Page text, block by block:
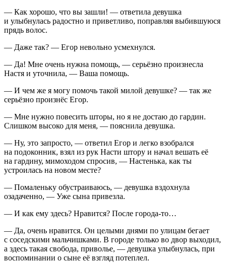
— Как хорошо, что вы зашли! — ответила девушка
и улыбнулась радостно и приветливо, поправляя выбившуюся
прядь волос.
— Даже так? — Егор невольно усмехнулся.
— Да! Мне очень нужна помощь, — серьёзно произнесла
Настя и уточнила, — Ваша помощь.
— И чем же я могу помочь такой милой девушке? — так же
серьёзно произнёс Егор.
— Мне нужно повесить шторы, но я не достаю до гардин.
Слишком высоко для меня, — пояснила девушка.
— Ну, это запросто, — ответил Егор и легко взобрался
на подоконник, взял из рук Насти штору и начал вешать её
на гардину, мимоходом спросив, — Настенька, как ты
устроилась на новом месте?
— Помаленьку обустраиваюсь, — девушка вздохнула
озадаченно, — Уже сына привезла.
— И как ему здесь? Нравится? После города-то…
— Да, очень нравится. Он целыми днями по улицам бегает
с соседскими мальчишками. В городе только во двор выходил,
а здесь такая свобода, приволье, — девушка улыбнулась, при
воспоминании о сыне её взгляд потеплел.